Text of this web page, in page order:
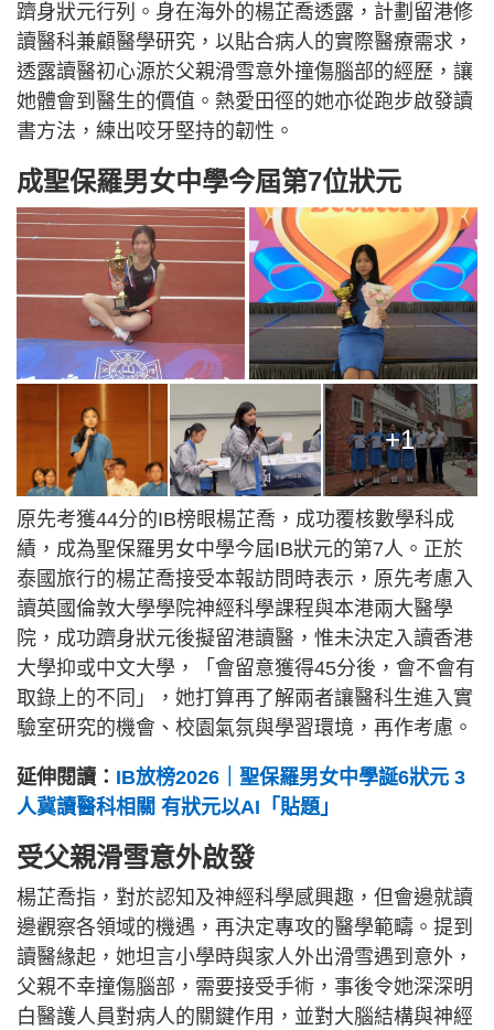
躋身狀元行列。身在海外的楊芷喬透露，計劃留港修
讀醫科兼顧醫學研究，以貼合病人的實際醫療需求，
透露讀醫初心源於父親滑雪意外撞傷腦部的經歷，讓
她體會到醫生的價值。熱愛田徑的她亦從跑步啟發讀
書方法，練出咬牙堅持的韌性。
成聖保羅男女中學今屆第7位狀元
+1
原先考獲44分的IB榜眼楊芷喬，成功覆核數學科成
績，成為聖保羅男女中學今屆IB狀元的第7人。正於
泰國旅行的楊芷喬接受本報訪問時表示，原先考慮入
讀英國倫敦大學學院神經科學課程與本港兩大醫學
院，成功躋身狀元後擬留港讀醫，惟未決定入讀香港
大學抑或中文大學，「會留意獲得45分後，會不會有
取錄上的不同」，她打算再了解兩者讓醫科生進入實
驗室研究的機會、校園氣氛與學習環境，再作考慮。
延伸閱讀： IB放榜2026｜聖保羅男女中學誕6狀元 3
人冀讀醫科相關 有狀元以AI「貼題」
受父親滑雪意外啟發
楊芷喬指，對於認知及神經科學感興趣，但會邊就讀
邊觀察各領域的機遇，再決定專攻的醫學範疇。提到
讀醫緣起，她坦言小學時與家人外出滑雪遇到意外，
父親不幸撞傷腦部，需要接受手術，事後令她深深明
白醫護人員對病人的關鍵作用，並對大腦結構與神經